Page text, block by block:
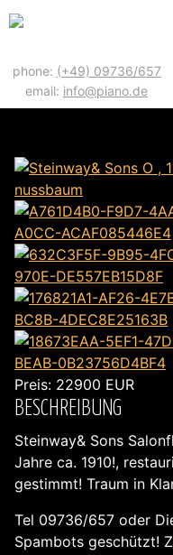
phone: (+49) 09736/657
email: info@piano.de
Preis: 22900 EUR
BESCHREIBUNG
Steinway& Sons
Jahre ca. 1910!,
gestimmt! Traum in
Tel 09736/657 oder
Spambots geschützt!